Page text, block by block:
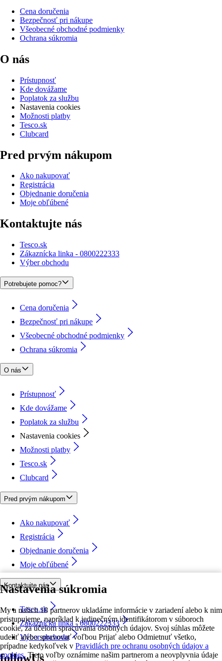
Nastavenia súkromia
My a našich 18 partnerov ukladáme informácie v zariadení alebo k nim
pristupujeme, napríklad k jedinečným identifikátorom v súboroch
cookie, za účelom spracúvania osobných údajov. Svoj súhlas môžete
udeliť alebo spravovať voľbou Prijať alebo Odmietnuť všetko,
prípadne kedykoľvek v Pravidlách pre ochranu osobných údajov a
cookies. Tieto voľby oznámime našim partnerom a neovplyvnia údaje
Cena doručenia
Bezpečnosť pri nákupe
Všeobecné obchodné podmienky
Ochrana súkromia
O nás
Prístupnosť
Kde dovážame
Poplatok za službu
Nastavenia cookies
Možnosti platby
Tesco.sk
Clubcard
Pred prvým nákupom
Ako nakupovať
Registrácia
Objednanie doručenia
Moje obľúbené
Kontaktujte nás
Tesco.sk
Zákaznícka linka - 0800222333
Výber obchodu
Potrebujete pomoc?
Cena doručenia
Bezpečnosť pri nákupe
Všeobecné obchodné podmienky
Ochrana súkromia
O nás
Prístupnosť
Kde dovážame
Poplatok za službu
Nastavenia cookies
Možnosti platby
Tesco.sk
Clubcard
Pred prvým nákupom
Ako nakupovať
Registrácia
Objednanie doručenia
Moje obľúbené
Kontaktujte nás
Tesco.sk
Zákaznícka linka - 0800222333
Výber obchodu
followUs